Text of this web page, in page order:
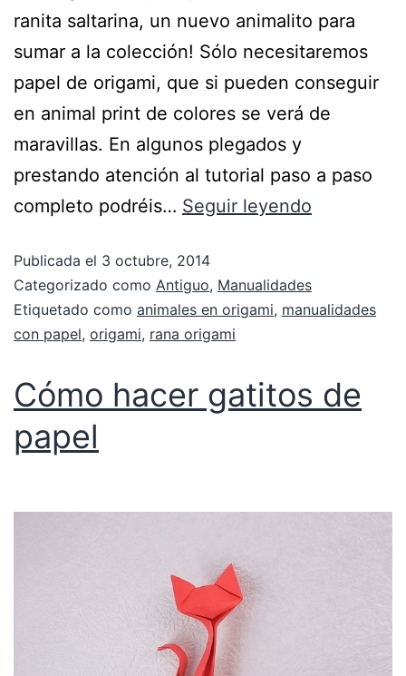
ranita saltarina, un nuevo animalito para
sumar a la colección! Sólo necesitaremos
papel de origami, que si pueden conseguir
en animal print de colores se verá de
maravillas. En algunos plegados y
prestando atención al tutorial paso a paso
completo podréis… Seguir leyendo
Publicada el 3 octubre, 2014
Categorizado como Antiguo, Manualidades
Etiquetado como animales en origami, manualidades
con papel, origami, rana origami
Cómo hacer gatitos de
papel